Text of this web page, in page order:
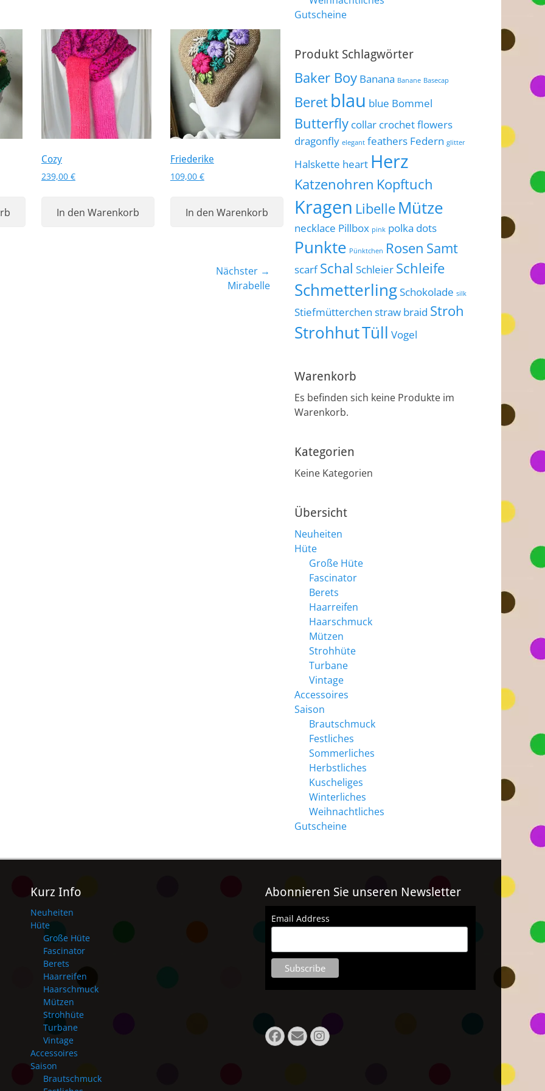
Cozy
239,00 €
In den Warenkorb
Friederike
109,00 €
In den Warenkorb
Nächster →
Mirabelle
Gutscheine
Produkt Schlagwörter
Baker Boy Banana Banane Basecap
Beret blau blue Bommel
Butterfly collar crochet flowers
dragonfly elegant feathers Federn glitter
Halskette heart Herz
Katzenohren Kopftuch
Kragen Libelle Mütze
necklace Pillbox pink polka dots
Punkte Pünktchen Rosen Samt
scarf Schal Schleier Schleife
SchmetterlingSchokolade silk
Stiefmütterchen straw braid Stroh
StrohhutTüll Vogel
Warenkorb
Es befinden sich keine Produkte im
Warenkorb.
Kategorien
Keine Kategorien
Übersicht
Neuheiten
Hüte
Große Hüte
Fascinator
Berets
Haarreifen
Haarschmuck
Mützen
Strohhüte
Turbane
Vintage
Accessoires
Saison
Brautschmuck
Festliches
Sommerliches
Herbstliches
Kuscheliges
Winterliches
Weihnachtliches
Gutscheine
Kurz Info
Neuheiten
Hüte
Große Hüte
Fascinator
Berets
Haarreifen
Haarschmuck
Mützen
Strohhüte
Turbane
Vintage
Accessoires
Saison
Brautschmuck
Abonnieren Sie unseren Newsletter
Email Address
Facebook
EmailInstagram